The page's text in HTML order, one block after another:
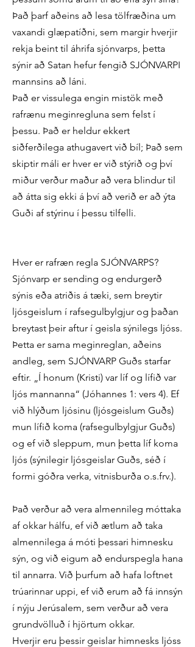
Það þarf aðeins að lesa tölfræðina um
vaxandi glæpatíðni, sem margir hverjir
rekja beint til áhrifa sjónvarps, þetta
sýnir að Satan hefur fengið SJÓNVARPI
mannsins að láni.
Það er vissulega engin mistök með
rafrænu meginregluna sem felst í
þessu. Það er heldur ekkert
siðferðilega athugavert við bíl; Það sem
skiptir máli er hver er við stýrið og því
miður verður maður að vera blindur til
að átta sig ekki á því að verið er að ýta
Guði af stýrinu í þessu tilfelli.
Hver er rafræn regla SJÓNVARPS?
Sjónvarp er sending og endurgerð
sýnis eða atriðis á tæki, sem breytir
ljósgeislum í rafsegulbylgjur og þaðan
breytast þeir aftur í geisla sýnilegs ljóss.
Þetta er sama meginreglan, aðeins
andleg, sem SJÓNVARP Guðs starfar
eftir. „Í honum (Kristi) var líf og lífið var
ljós mannanna“ (Jóhannes 1: vers 4). Ef
við hlýðum ljósinu (ljósgeislum Guðs)
mun lífið koma (rafsegulbylgjur Guðs)
og ef við sleppum, mun þetta líf koma
ljós (sýnilegir ljósgeislar Guðs, séð í
formi góðra verka, vitnisburða o.s.frv.).
Það verður að vera almennileg móttaka
af okkar hálfu, ef við ætlum að taka
almennilega á móti þessari himnesku
sýn, og við eigum að endurspegla hana
til annarra. Við þurfum að hafa loftnet
trúarinnar uppi, ef við erum að fá innsýn
í nýju Jerúsalem, sem verður að vera
grundvölluð í hjörtum okkar.
Hverjir eru þessir geislar himnesks ljóss